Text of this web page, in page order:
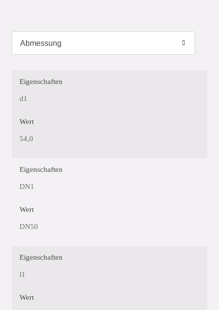
Eigenschaften
d1
Wert
54,0
Eigenschaften
DN1
Wert
DN50
Eigenschaften
l1
Wert